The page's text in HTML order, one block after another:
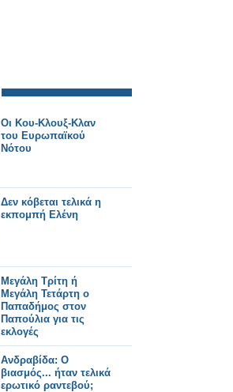
Οι Κου-Κλουξ-Κλαν
του Ευρωπαϊκού
Νότου
Δεν κόβεται τελικά η
εκπομπή Ελένη
Μεγάλη Τρίτη ή
Μεγάλη Τετάρτη ο
Παπαδήμος στον
Παπούλια για τις
εκλογές
Ανδραβίδα: O
βιασμός... ήταν τελικά
ερωτικό ραντεβού;